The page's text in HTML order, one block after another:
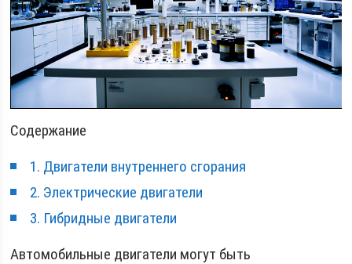
Содержание
1. Двигатели внутреннего сгорания
2. Электрические двигатели
3. Гибридные двигатели
Автомобильные двигатели могут быть